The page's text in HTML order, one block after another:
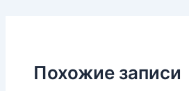
Похожие записи